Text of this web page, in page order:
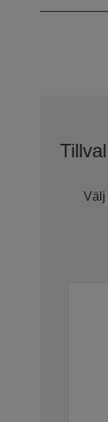
Tillval
Välj